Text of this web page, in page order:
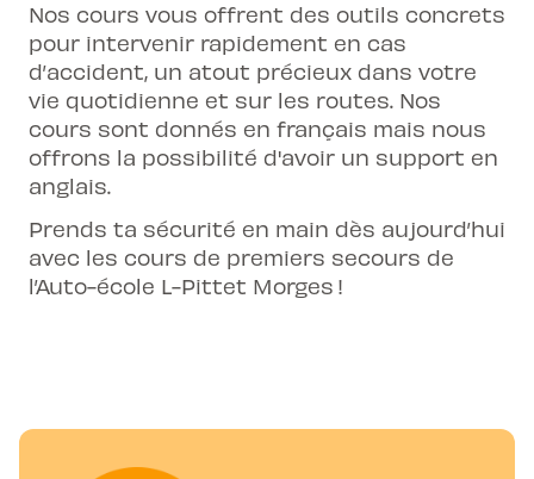
Nos cours vous offrent des outils concrets
pour intervenir rapidement en cas
d’accident, un atout précieux dans votre
vie quotidienne et sur les routes. Nos
cours sont donnés en français mais nous
offrons la possibilité d'avoir un support en
anglais.
Prends ta sécurité en main dès aujourd’hui
avec les cours de premiers secours de
l’Auto-école L-Pittet Morges !